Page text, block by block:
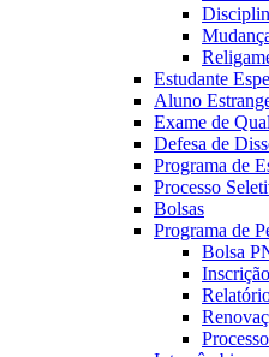
Estudante
Aluno
Exame de
Defesa de
Programa de
Processo
Bolsas
Programa de
Bolsa
Inscrição